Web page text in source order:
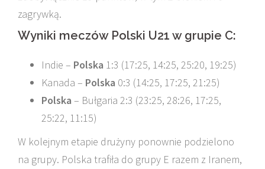
zagrywką.
Wyniki meczów Polski U21 w grupie C:
Indie – Polska 1:3 (17:25, 14:25, 25:20, 19:25)
Kanada – Polska 0:3 (14:25, 17:25, 21:25)
Polska – Bułgaria 2:3 (23:25, 28:26, 17:25,
25:22, 11:15)
W kolejnym etapie drużyny ponownie podzielono
na grupy. Polska trafiła do grupy E razem z Iranem,